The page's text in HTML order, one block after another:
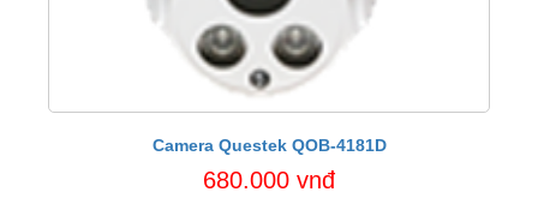
Camera Questek QOB-4181D
680.000 vnđ